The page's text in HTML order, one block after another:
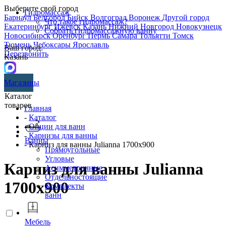
Выберите свой город
БарнаулБелгородБийск ВолгоградВоронеж Другой город
ЕкатеринбургИжевскКазаньНижний Новгород Новокузнецк
НовосибирскОренбургПермьСамараТольятти Томск
ТюменьЧебоксары Ярославль
Перезвонить
Гидромассаж
Что такое гидромассаж?
Собрать гидромассажную ванну
Ваш город:
Казань
Магазины
Каталог
товаров
Ванны
Прямоугольные
Угловые
Асимметричные
Отдельностоящие
Комплекты
ванн
Мебель
Главная
- Каталог
-Опции для ванн
- Карнизы для ванны
- Карниз для ванны Julianna 1700х900
Карниз для ванны Julianna
1700х900